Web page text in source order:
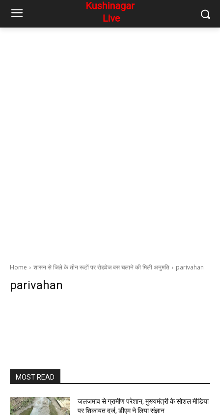
Home शासन से जिले के तीन रूटों पर रोडवेज बस चलाने की मिली अनुमति parivahan
parivahan
MOST READ
जलजमाव से ग्रामीण परेशान, मुख्यमंत्री के सोशल मीडिया
पर शिकायत दर्ज, डीएम ने लिया संज्ञान